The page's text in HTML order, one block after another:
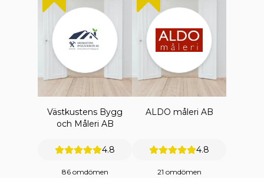
Västkustens Bygg
och Måleri AB
4.8
86 omdömen
ALDO måleri AB
4.8
21 omdömen